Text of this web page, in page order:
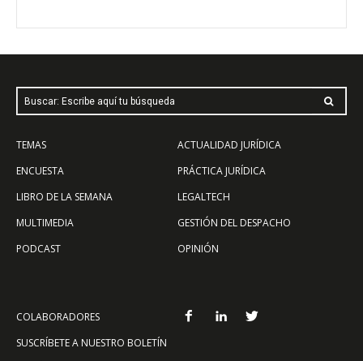
Buscar: Escribe aquí tu búsqueda
TEMAS
ENCUESTA
LIBRO DE LA SEMANA
MULTIMEDIA
PODCAST
ACTUALIDAD JURÍDICA
PRÁCTICA JURÍDICA
LEGALTECH
GESTIÓN DEL DESPACHO
OPINIÓN
COLABORADORES
SUSCRÍBETE A NUESTRO BOLETÍN